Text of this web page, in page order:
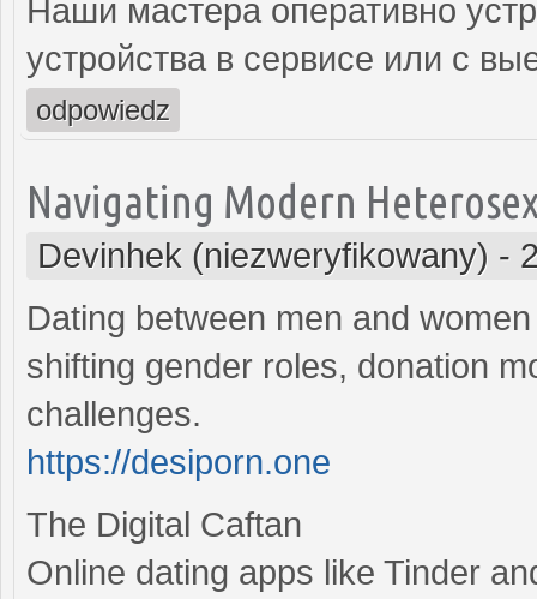
Наши мастера оперативно
устройства в сервисе или с
odpowiedz
Navigating Modern
Devinhek (niezweryfikowany) -
Dating between men and
shifting gender roles, donation
challenges.
https://desiporn.one
The Digital Caftan
Online dating apps like Tinder